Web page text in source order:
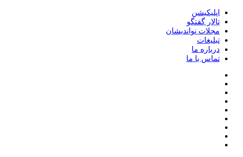
اپلیکیشن
تالار گفتگو
مجلات نواندیشان
تبلیغات
درباره ما
تماس با ما